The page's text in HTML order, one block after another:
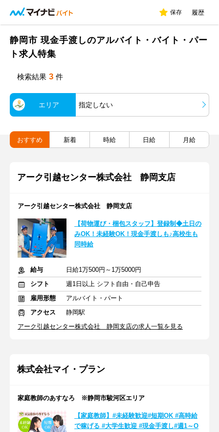
保存 履歴
静岡市 現金手渡しのアルバイト・バイト・パー
ト求人特集
検索結果 3 件
エリア 指定しない
おすすめ 新着 時給 日給 月給
アーク引越センター株式会社 静岡支店
アーク引越センター株式会社 静岡支店
【荷物運び・梱包スタッフ】登録制◆土日の
みOK！未経験OK！現金手渡しも♪高校生も
同時給
給与
日給1万500円～1万5000円
シフト
週1日以上 シフト自由・自己申告
雇用形態
アルバイト・パート
アクセス
静岡駅
アーク引越センター株式会社 静岡支店の求人一覧を見る
株式会社マイ・プラン
家庭教師のあすなろ ※静岡市駿河区エリア
【家庭教師】#未経験歓迎#短期OK #高時給
で稼げる #大学生歓迎 #現金手渡し#週1～O